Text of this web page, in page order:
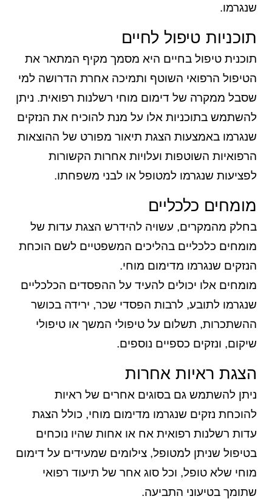
שנגרמו.
תוכניות טיפול לחיים
תוכנית טיפול בחיים היא מסמך מקיף המתאר את
הטיפול הרפואי השוטף ותמיכה אחרת הדרושה למי
שסבל ממקרה של דימום מוחי רשלנות רפואית. ניתן
להשתמש בתוכניות אלו על מנת להוכיח את הנזקים
שנגרמו באמצעות הצגת תיאור מפורט של ההוצאות
הרפואיות השוטפות ועלויות אחרות הקשורות
לפציעות שנגרמו למטופל או לבני משפחתו.
מומחים כלכליים
בחלק מהמקרים, עשויה להידרש הצגת עדות של
מומחים כלכליים בהליכים המשפטיים לשם הוכחת
הנזקים שנגרמו מדימום מוחי.
מומחים אלו יכולים להעיד על ההפסדים הכלכליים
שנגרמו לתובע, לרבות הפסדי שכר, ירידה בכושר
ההשתכרות, תשלום על טיפולי המשך או טיפולי
שיקום, ונזקים כספיים נוספים.
הצגת ראיות אחרות
ניתן להשתמש גם בסוגים אחרים של ראיות
להוכחת נזקים שנגרמו מדימום מוחי, כולל הצגת
עדות רשלנות רפואית אח או אחות שהיו נוכחים
בטיפול שניתן למטופל, צילומים שמעידים על דימום
מוחי שלא טופל, וכל סוג אחר של תיעוד רפואי
שתומך בטיעוני התביעה.